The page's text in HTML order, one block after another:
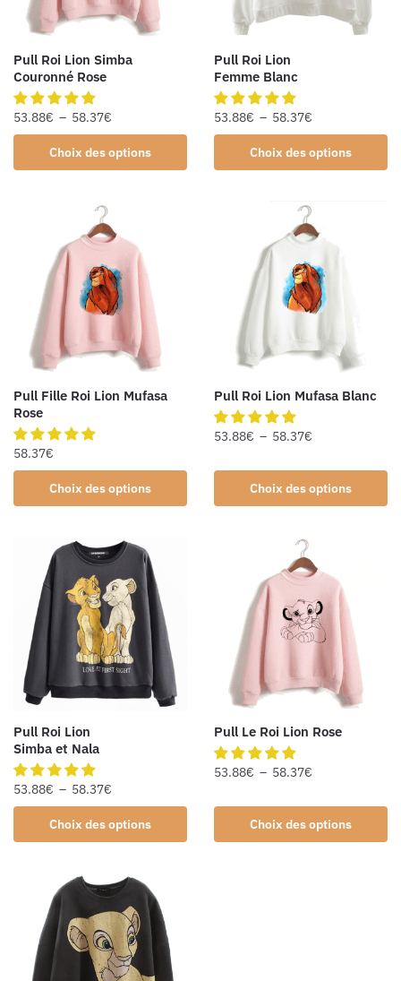
Pull Roi Lion Simba
Couronné Rose
53.88€ – 58.37€
Choix des options
Pull Roi Lion
Femme Blanc
53.88€ – 58.37€
Choix des options
Pull Fille Roi Lion Mufasa
Rose
58.37€
Choix des options
Pull Roi Lion Mufasa Blanc
53.88€ – 58.37€
Choix des options
Pull Roi Lion
Simba et Nala
53.88€ – 58.37€
Choix des options
Pull Le Roi Lion Rose
53.88€ – 58.37€
Choix des options